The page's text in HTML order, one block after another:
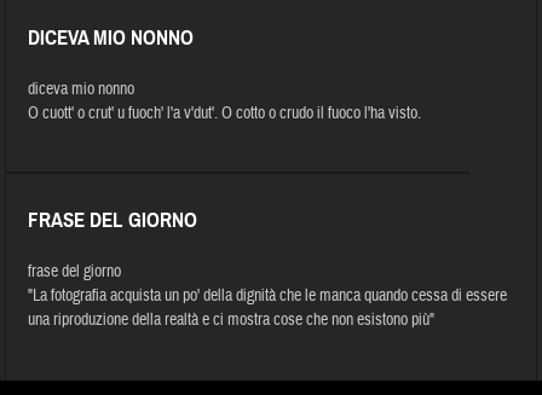
DICEVA MIO NONNO
diceva mio nonno
O cuott' o crut' u fuoch' l'a v'dut'. O cotto o crudo il fuoco l'ha visto.
FRASE DEL GIORNO
frase del giorno
"La fotografia acquista un po' della dignità che le manca quando cessa di essere
una riproduzione della realtà e ci mostra cose che non esistono più"